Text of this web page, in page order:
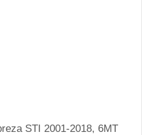
STI 2001-2018, 6MT